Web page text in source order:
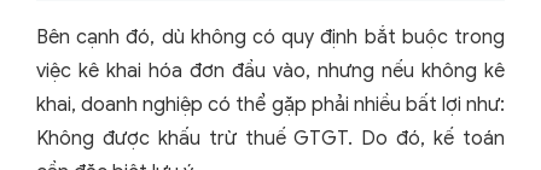
Bên cạnh đó, dù không có quy định bắt buộc trong
việc kê khai hóa đơn đầu vào, nhưng nếu không kê
khai, doanh nghiệp có thể gặp phải nhiều bất lợi như:
Không được khấu trừ thuế GTGT. Do đó, kế toán